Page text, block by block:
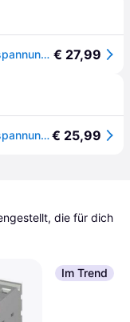
Eltako R12-110-230V Schaltrelais Nennspannung: 230 V Schaltstrom (max.): 16 A 1 - [] € 27,99
Eltako R12-110-230V Schaltrelais Nennspannung: 230 V Schaltstrom (max.): 16 A 1 Öffner, 1 Schließer 1 St.€ 25,99
die für dich
Im Trend